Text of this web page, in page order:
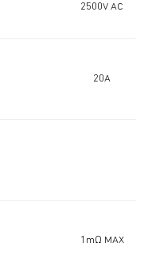
2500V AC
20A
1mΩ MAX